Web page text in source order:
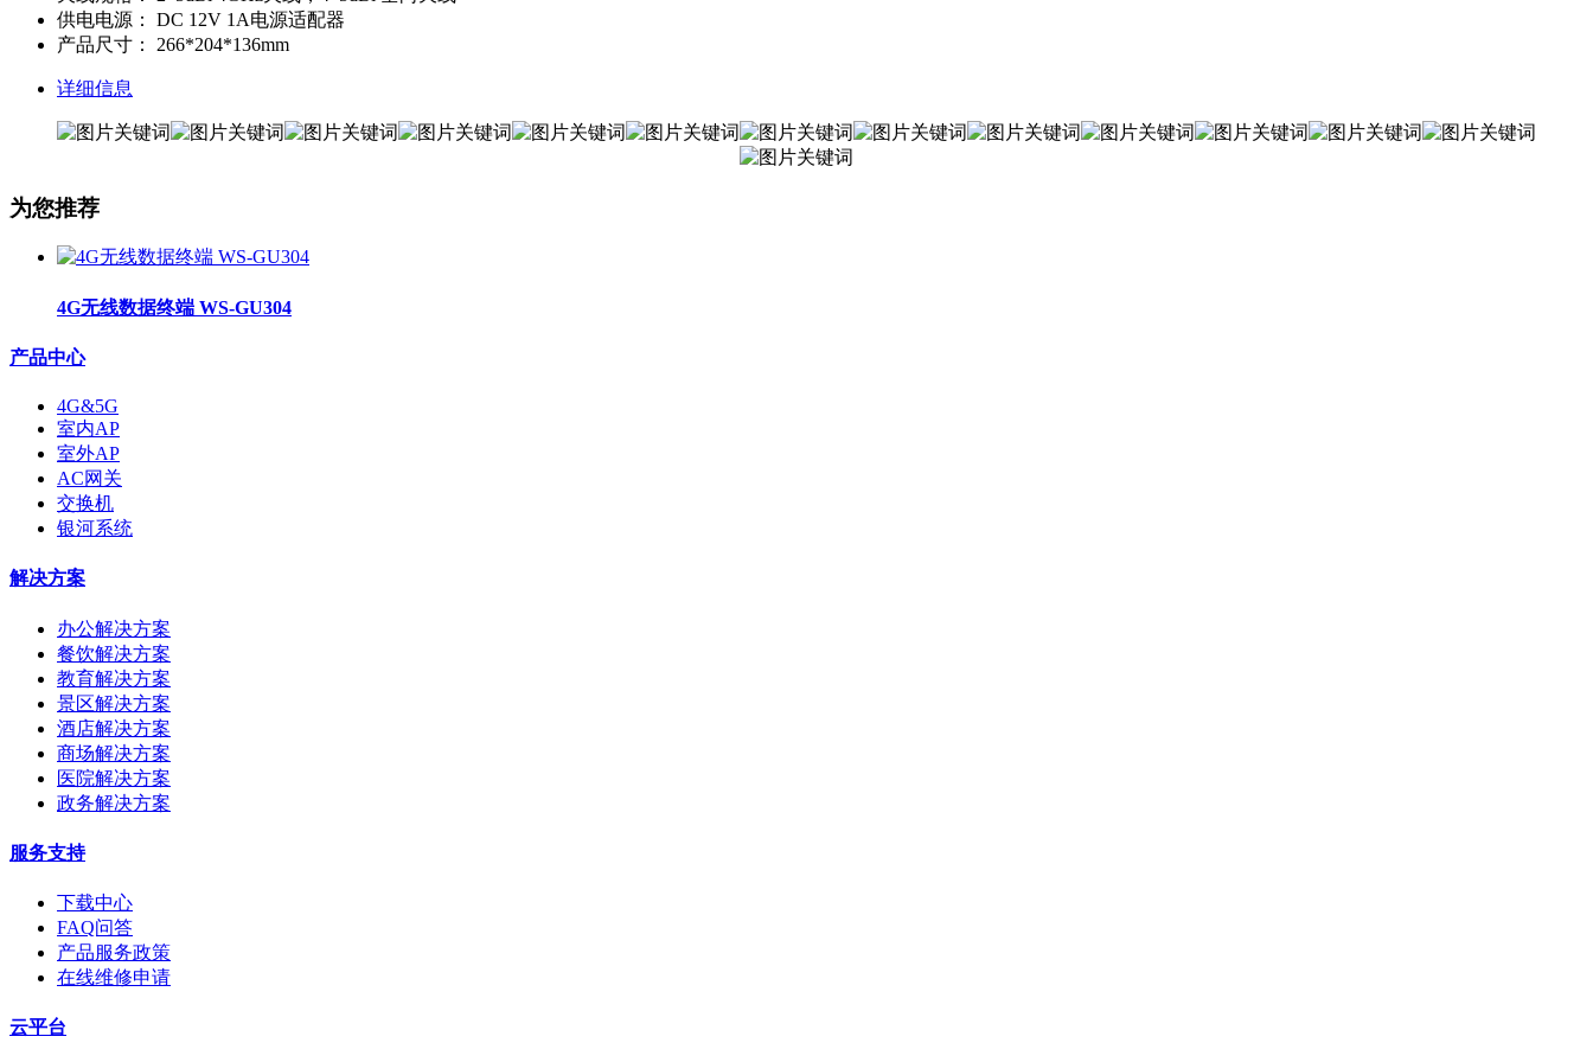
供电电源：
DC 12V 1A电源适配器
产品尺寸：
266*204*136mm
详细信息
为您推荐
4G无线数据终端 WS-GU304
产品中心
4G&5G
室内AP
室外AP
AC网关
交换机
银河系统
解决方案
办公解决方案
餐饮解决方案
教育解决方案
景区解决方案
酒店解决方案
商场解决方案
医院解决方案
政务解决方案
服务支持
下载中心
FAQ问答
产品服务政策
在线维修申请
云平台